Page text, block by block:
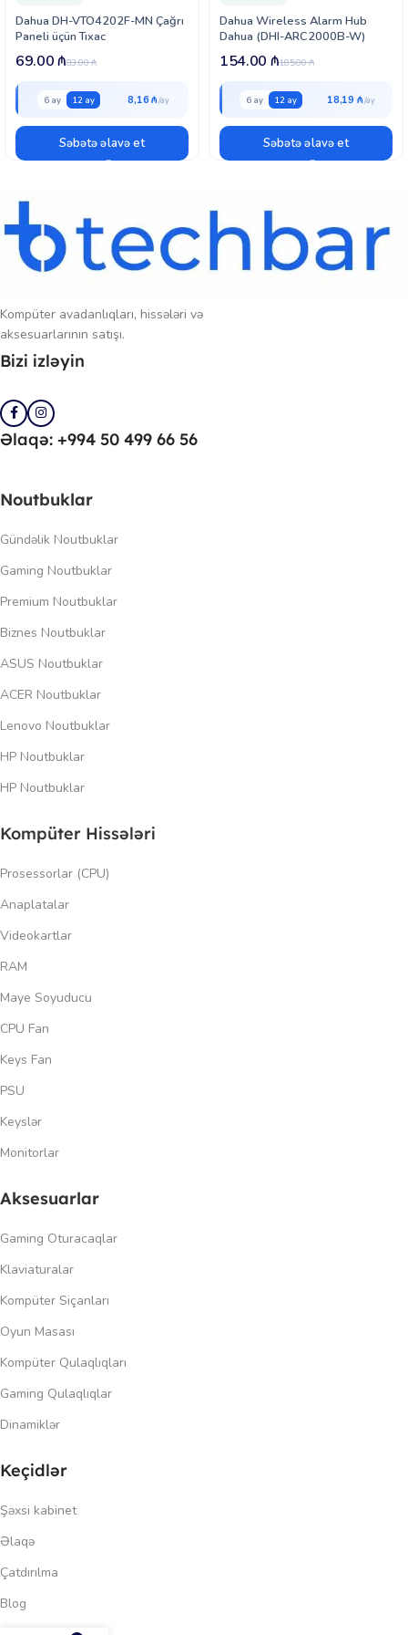
Dahua DH-VTO4202F-MN Çağrı
Paneli üçün Tıxac
83.00₼
69.00₼
6 ay 12 ay 8,16 ₼
Səbətə əlavə et
Dahua Wireless Alarm Hub
Dahua (DHI-ARC2000B-W)
185.00₼
154.00 ₼
6 ay 12 ay 18,19 ₼
Səbətə əlavə et
Kompüter avadanlıqları, hissələri və
aksesuarlarının satışı.
Bizi izləyin
Əlaqə: +994 50 499 66 56
Noutbuklar
Gündəlik Noutbuklar
Gaming Noutbuklar
Premium Noutbuklar
Biznes Noutbuklar
ASUS Noutbuklar
ACER Noutbuklar
Lenovo Noutbuklar
HP Noutbuklar
HP Noutbuklar
Kompüter Hissələri
Prosessorlar (CPU)
Anaplatalar
Videokartlar
RAM
Maye Soyuducu
CPU Fan
Keys Fan
PSU
Keyslər
Monitorlar
Aksesuarlar
Gaming Oturacaqlar
Klaviaturalar
Kompüter Siçanları
Oyun Masası
Kompüter Qulaqlıqları
Gaming Qulaqlıqlar
Dinamiklər
Keçidlər
Şəxsi kabinet
Əlaqə
Çatdırılma
Blog